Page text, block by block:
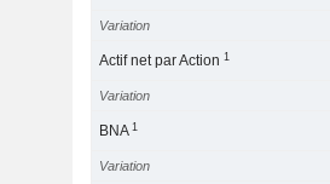
Variation
Actif net par Action1
Variation
BNA1
Variation